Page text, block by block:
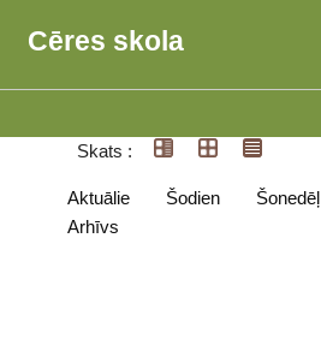
Cēres skola
Skats :
Aktuālie Šodien Šonedēļ
Arhīvs